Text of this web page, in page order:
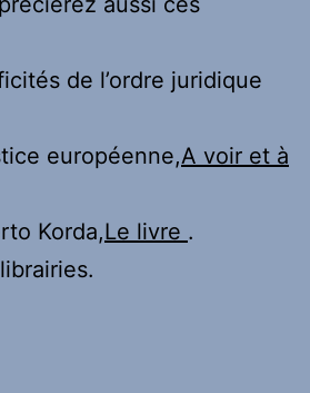
de l’ordre juridique
européenne,A voir et à
Korda,Le livre .